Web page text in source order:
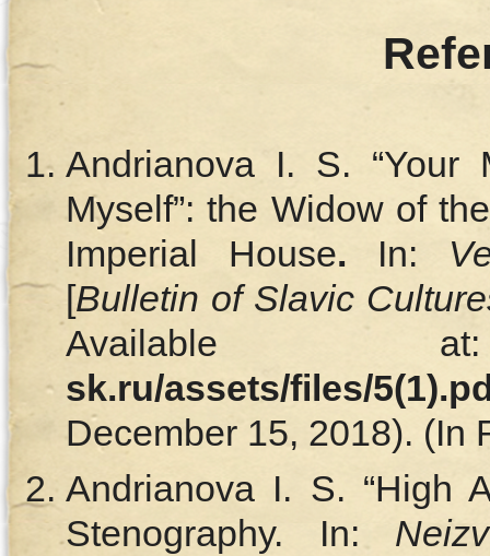
Andrianova I. S. “Your
Myself”: the Widow of
Imperial House. In:
[Bulletin of Slavic
sk.ru/assets/files/
December 15, 2018). (In
Andrianova I. S. “High
Stenography. In: